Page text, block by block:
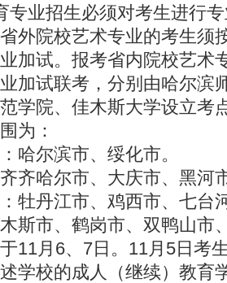
专业招生必须对考生进行
外院校艺术专业的考生须
加试。报考省内院校艺术
加试联考，分别由哈尔滨
学院、佳木斯大学设立考
为：
哈尔滨市、绥化市。
齐哈尔市、大庆市、黑河
牡丹江市、鸡西市、七台
斯市、鹤岗市、双鸭山市
11月6、7日。11月5日考
学校的成人（继续）教育